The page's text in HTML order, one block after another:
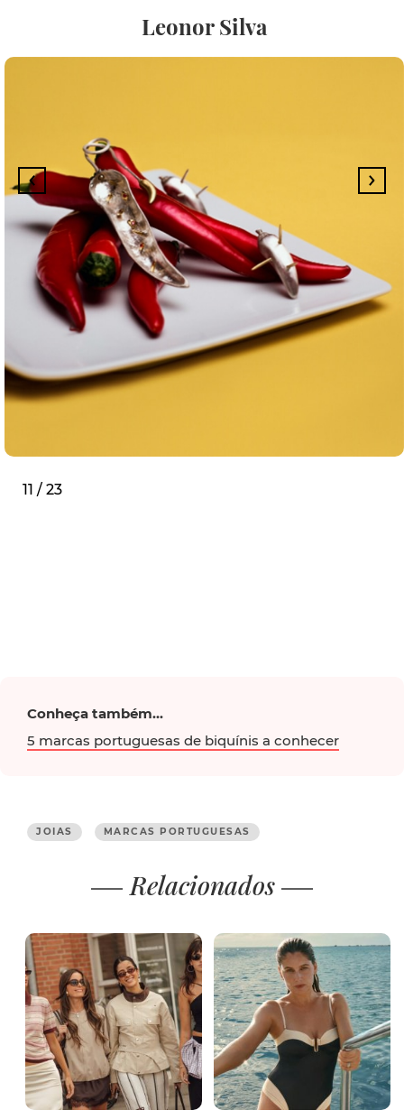
Leonor Silva
11 / 23
Conheça também...
5 marcas portuguesas de biquínis a conhecer
JOIAS MARCAS PORTUGUESAS
Relacionados